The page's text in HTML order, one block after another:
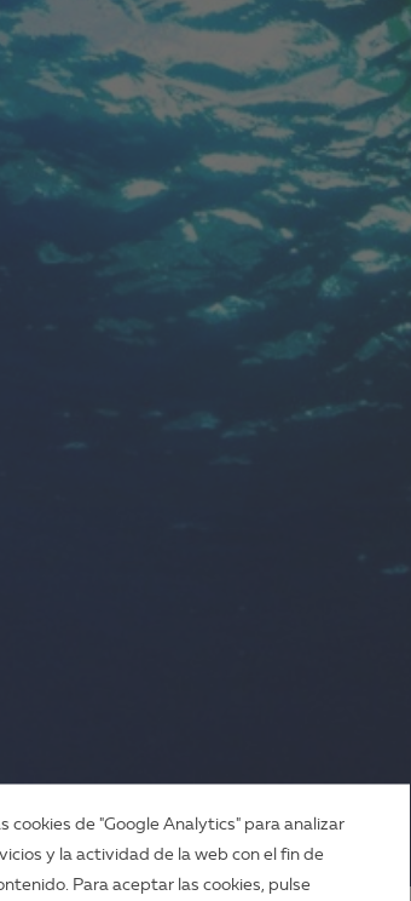
cookies de "Google Analytics" para analizar
y la actividad de la web con el fin de
Para aceptar las cookies, pulse